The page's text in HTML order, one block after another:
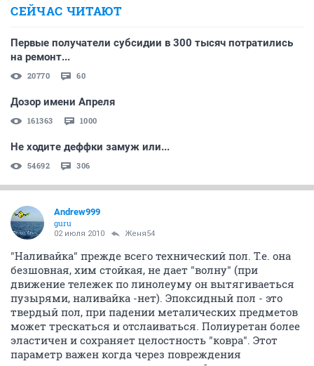
СЕЙЧАС ЧИТАЮТ
Первые получатели субсидии в 300 тысяч потратились
на ремонт...
20770 60
Дозор имени Апреля
161363 1000
Не ходите деффки замуж или...
54692 306
Andrew999
guru
02 июля 2010 Женя54
"Наливайка" прежде всего технический пол. Т.е. она
безшовная, хим стойкая, не дает "волну" (при
движение тележек по линолеуму он вытягиваеться
пузырями, наливайка -нет). Эпоксидный пол - это
твердый пол, при падении металических предметов
может трескаться и отслаиваться. Полиуретан более
эластичен и сохраняет целостность "ковра". Этот
параметр важен когда через повреждения